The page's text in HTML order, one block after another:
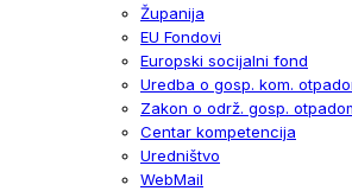
Županija
EU Fondovi
Europski socijalni fond
Uredba o gosp. kom.
Zakon o održ. gosp.
Centar kompetencija
Uredništvo
WebMail